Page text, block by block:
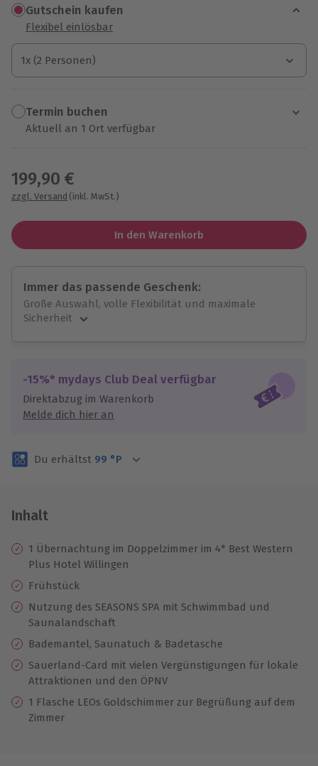
Gutschein kaufen
Flexibel einlösbar
1x (2 Personen)
1x (2 Personen)
1x (2 Personen)
Termin buchen
Aktuell an 1 Ort verfügbar
199,90 €
zzgl. Versand (inkl. MwSt.)
In den Warenkorb
Immer das passende Geschenk:
Große Auswahl, volle Flexibilität und maximale
Sicherheit
Jeder Gutschein für alle Erlebnisse einlösbar.
Maximale Sicherheit
3 Jahre gültig & verlängerbar.
-15%* mydays Club Deal verfügbar
Direktabzug im Warenkorb
Melde dich hier an
Du erhältst 99 °P
Inhalt
1 Übernachtung im Doppelzimmer im 4* Best Western
Plus Hotel Willingen
Frühstück
Nutzung des SEASONS SPA mit Schwimmbad und
Saunalandschaft
Bademantel, Saunatuch & Badetasche
Sauerland-Card mit vielen Vergünstigungen für lokale
Attraktionen und den ÖPNV
1 Flasche LEOs Goldschimmer zur Begrüßung auf dem
Zimmer